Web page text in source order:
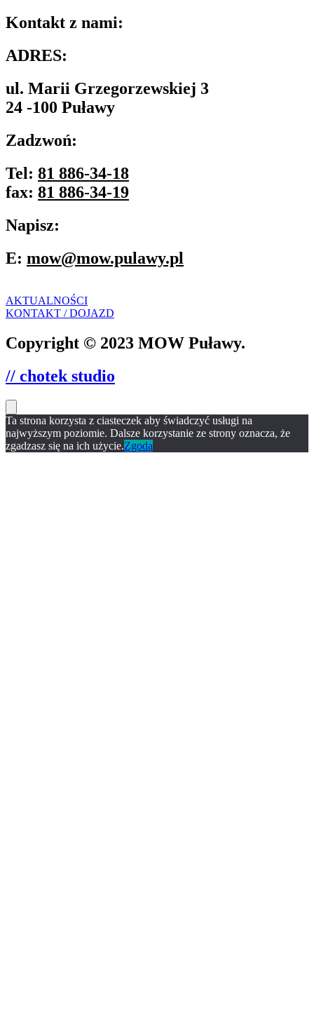
Kontakt z nami:
ADRES:
ul. Marii Grzegorzewskiej 3
24 -100 Puławy
Zadzwoń:
Tel: 81 886-34-18
fax: 81 886-34-19
Napisz:
E: mow@mow.pulawy.pl
AKTUALNOŚCI
KONTAKT / DOJAZD
Copyright © 2023 MOW Puławy.
// chotek studio
Ta strona korzysta z ciasteczek aby świadczyć usługi na
najwyższym poziomie. Dalsze korzystanie ze strony oznacza, że
zgadzasz się na ich użycie.Zgoda